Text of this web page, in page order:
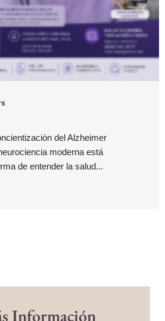
del Alzheimer
moderna está
de entender la salud...
Información